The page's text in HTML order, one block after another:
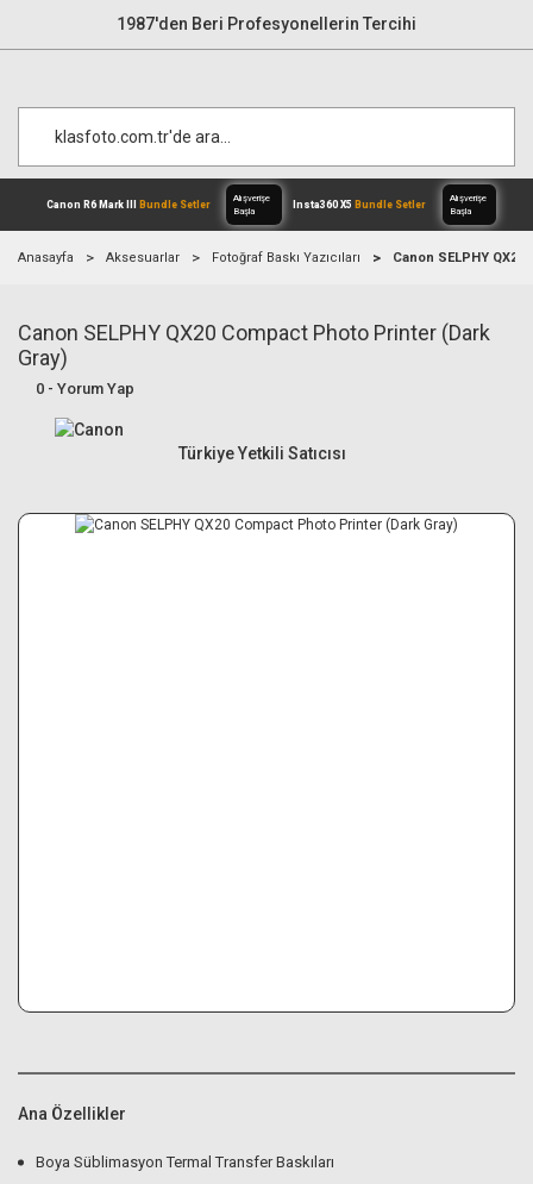
1987'den Beri Profesyonellerin Tercihi
Canon R6 Mark IIIBundle Setler
Alışverişe
Anasayfa Aksesuarlar Fotoğraf Baskı Yazıcıları Canon SELPHY
Canon SELPHY QX20 Compact Photo Printer (Dark
Gray)
0 - Yorum Yap
Türkiye Yetkili Satıcısı
Ana Özellikler
Boya Süblimasyon Termal Transfer Baskıları